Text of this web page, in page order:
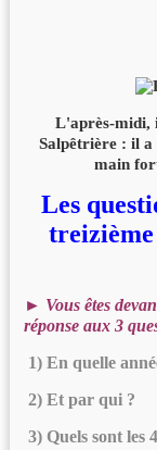
L'après-midi,
Salpêtrière : il a
main
Les
► Vous êtes
réponse aux 3
1) En quelle
2) Et par qui ?
3) Quels sont les